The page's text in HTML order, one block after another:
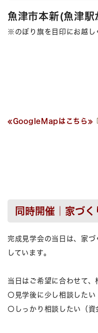
魚津市本新(魚津
※のぼり旗を目印にお越し
≪GoogleMapはこちら≫
同時開催｜家づく
完成見学会の当日は、家
しています。
当日はご希望に合わせて、
〇見学後に少し相談したい
〇しっかり相談したい（資